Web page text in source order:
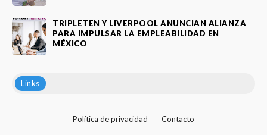
TRIPLETEN Y LIVERPOOL ANUNCIAN ALIANZA
PARA IMPULSAR LA EMPLEABILIDAD EN
MÉXICO
Links
Política de privacidad Contacto